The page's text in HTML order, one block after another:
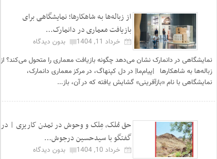
از زباله‌ها به شاهکارها؛ نمایشگاهی برای
بازیافت معماری در دانمارک...
خرداد 11, 1404
بدون دیدگاه
نمایشگاهی در دانمارک نشان می‌دهد چگونه بازیافت معماری را متحول می‌کند؟ از
زباله‌ها به شاهکارها |پیام‌ما| در دل کپنهاگ، در مرکز معماری دانمارک،
نمایشگاهی با نام «بازآفرینی» گشایش یافته که در آن، باز...
حق مُلک، مِلک و وحوش در تمدن کاریزی | در
گفتگو با سیدحسین درجوش...
خرداد 10, 1404
بدون دیدگاه